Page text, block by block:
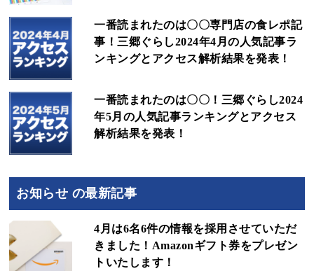
一番読まれたのは〇〇専門店の食レポ記
事！三郷ぐらし2024年4月の人気記事ラ
ンキングとアクセス解析結果を発表！
一番読まれたのは〇〇！三郷ぐらし2024
年5月の人気記事ランキングとアクセス
解析結果を発表！
お知らせ の最新記事
4月は6名6件の情報を採用させていただ
きました！Amazonギフト券をプレゼン
トいたします！